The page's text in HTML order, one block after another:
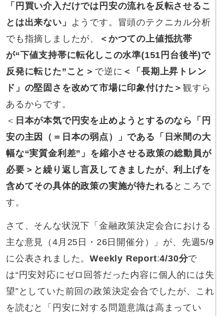
「円買い介入だけでは円安の流れを反転させるこ
とは出来ない」
ようです。冒頭のテクニカル分析
でも指摘しましたが、
＜かつての上値抵抗帯
が“下値支持帯に転化しこの水準(151円台後半)で
反発に転じた”こと＞ で逆に ＜「長期上昇トレン
ド」の堅固さを改めて市場に印象付けた＞観すら
あるからです。
＜ 日本が本気で円安を止めようとするのなら「円
安の主因（＝日本の弱点）」である「日米間の大
幅な“実質金利差”」を縮小させる政策の総動員が
必要＞と繰り返し言及してきましたが、利上げを
含めてその具体的政策の実施が待たれる ところで
す。
さて、そんな状況下「金融政策決定会合における
主な意見（4月25日・26日開催分）」が、先週5/9
に公表されました。Weekly Report:4/30分で
は“円安対応にゼロ回答だった内容に個人的には失
望”としていた前回の政策決定会合でしたが、これ
を読むと「円安に対する問題意識は高まってい